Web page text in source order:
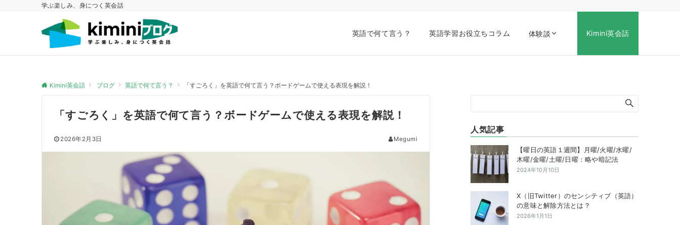
学ぶ楽しみ、身につく英会話
英語で何て言う？ 英語学習お役立ちコラム 体験談 Kimini英会話
Kimini英会話 ブログ 英語で何て言う？ 「すごろく」を英語で何て言う？ボードゲームで使える表現を解説！
「すごろく」を英語で何て言う？ボードゲームで使える表現を解説！
2026年2月3日 Megumi
人気記事
【曜日の英語１週間】月曜/火曜/水曜/
木曜/金曜/土曜/日曜：略や暗記法
2024年10月10日
X（旧Twitter）のセンシティブ（英語）
の意味と解除方法とは？
2026年1月1日